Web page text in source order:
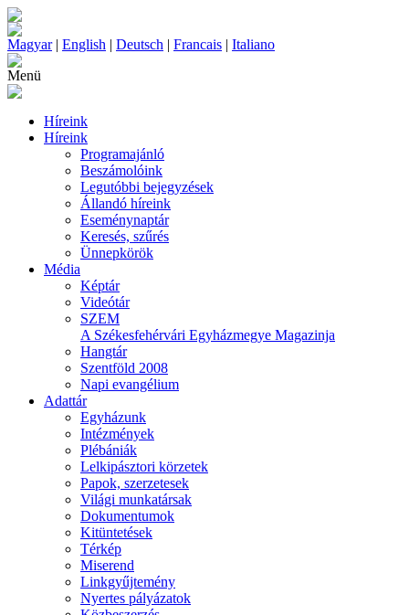
Magyar| English | Deutsch | Francais | Italiano
Menü
Híreink
Híreink
Programajánló
Beszámolóink
Legutóbbi bejegyzések
Állandó híreink
Eseménynaptár
Keresés, szűrés
Ünnepkörök
Média
Képtár
Videótár
SZEM
A Székesfehérvári Egyházmegye Magazinja
Hangtár
Szentföld 2008
Napi evangélium
Adattár
Egyházunk
Intézmények
Plébániák
Lelkipásztori körzetek
Papok, szerzetesek
Világi munkatársak
Dokumentumok
Kitüntetések
Térkép
Miserend
Linkgyűjtemény
Nyertes pályázatok